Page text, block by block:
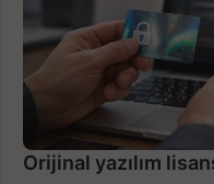
Orijinal yazılım